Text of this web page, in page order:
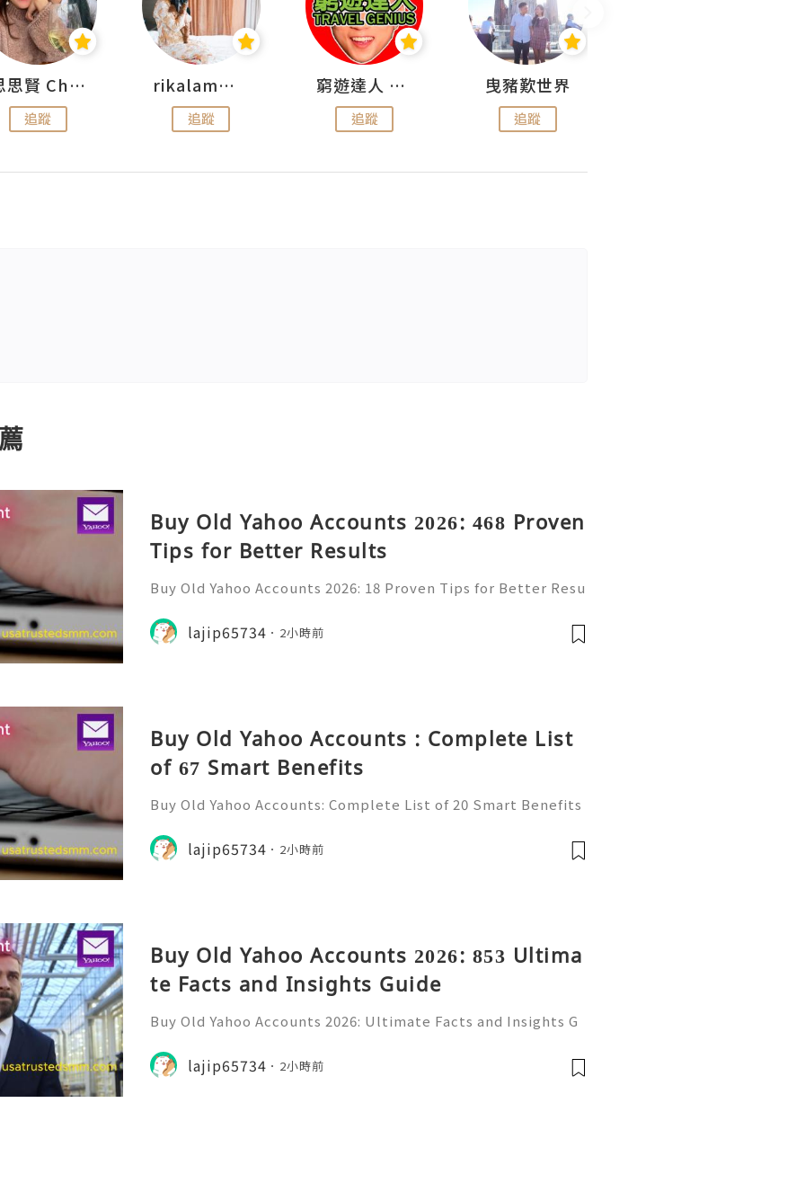
思思賢 ChillMyBabe
追蹤
rikalammm
追蹤
窮遊達人 Mr.TravelGenius
追蹤
曳豬歎世界
追蹤
Buy Old Yahoo Accounts 2026: 468 Proven
Tips for Better Results
Buy Old Yahoo Accounts 2026: 18 Proven Tips for Better Resu
messages, professional communication, freelancing, online
projects, subscriptio
lajip65734 2小時前
Buy Old Yahoo Accounts : Complete List
of 67 Smart Benefits
Buy Old Yahoo Accounts: Complete List of 20 Smart Benefits
for many years. Individuals, freelancers, businesses, and onl
ine professionals us
lajip65734 2小時前
Buy Old Yahoo Accounts 2026: 853 Ultima
te Facts and Insights Guide
Buy Old Yahoo Accounts 2026: Ultimate Facts and Insights G
or personal communication, professional correspondence, o
nline subscriptions, freel
lajip65734 2小時前